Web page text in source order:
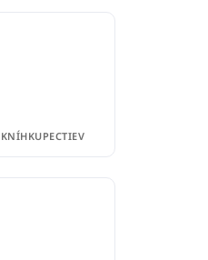
KNÍHKUPECTIEV